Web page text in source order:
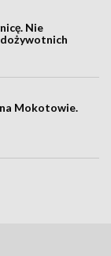
Nie
Mokotowie.